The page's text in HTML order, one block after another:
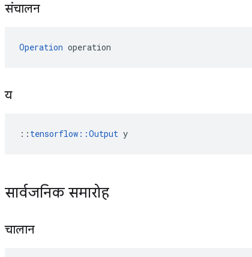
संचालन
Operation operation
य
:: tensorflow::Output y
सार्वजनिक समारोह
चालान